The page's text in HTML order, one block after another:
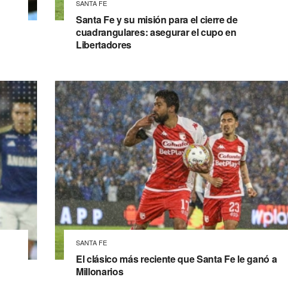
SANTA FE
Santa Fe y su misión para el cierre de
cuadrangulares: asegurar el cupo en
Libertadores
SANTA FE
El clásico más reciente que Santa Fe le ganó a
Millonarios